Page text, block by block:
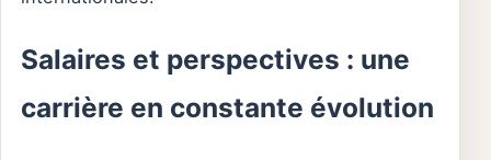
Salaires et perspectives : une
carrière en constante évolution